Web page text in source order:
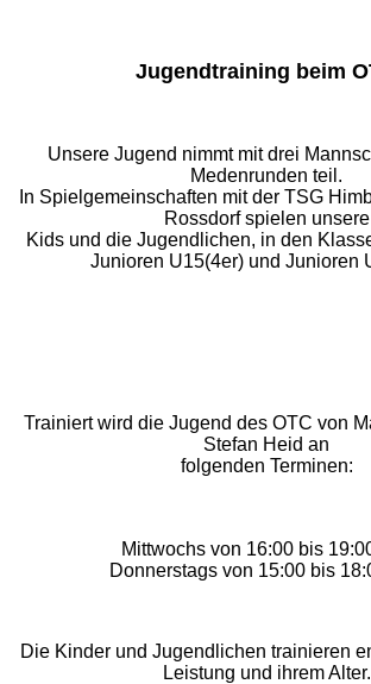
Jugendtraining beim
Unsere Jugend nimmt mit drei
Medenrunden teil.
In Spielgemeinschaften mit der TSG
Rossdorf spielen unsere
Kids und die Jugendlichen, in den
Junioren U15(4er) und Junioren
Trainiert wird die Jugend des OTC von
Stefan Heid an
folgenden Terminen:
Mittwochs von 16:00 bis
Donnerstags von 15:00 bis
Die Kinder und Jugendlichen trainieren
Leistung und ihrem Alter.